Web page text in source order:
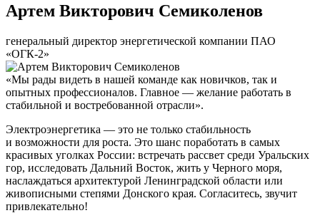
Артем Викторович Семиколенов
генеральный директор энергетической компании ПАО
«ОГК-2»
«Мы рады видеть в нашей команде как новичков, так и
опытных профессионалов. Главное — желание работать в
стабильной и востребованной отрасли».
Электроэнергетика — это не только стабильность
и возможности для роста. Это шанс поработать в самых
красивых уголках России: встречать рассвет среди Уральских
гор, исследовать Дальний Восток, жить у Черного моря,
наслаждаться архитектурой Ленинградской области или
живописными степями Донского края. Согласитесь, звучит
привлекательно!